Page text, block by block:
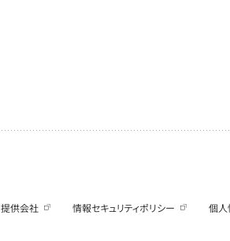
提供会社 情報セキュリティポリシー 個人